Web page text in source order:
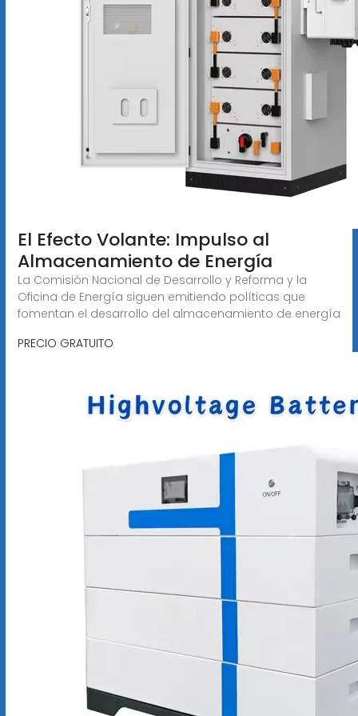
El Efecto Volante: Impulso al
Almacenamiento de Energía
La Comisión Nacional de Desarrollo y Reforma y la
Oficina de Energía siguen emitiendo políticas que
fomentan el desarrollo del almacenamiento de energía
PRECIO GRATUITO